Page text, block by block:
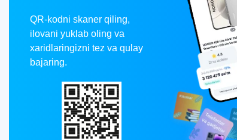
QR-kodni skaner qiling,
ilovani yuklab oling va
xaridlaringizni tez va qulay
bajaring.